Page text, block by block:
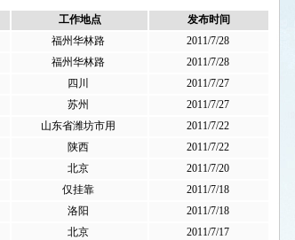
工作地点
发布时间
福州华林路
2011/7/28
福州华林路
2011/7/28
四川
2011/7/27
苏州
2011/7/27
山东省潍坊市用
2011/7/22
陕西
2011/7/22
北京
2011/7/20
仅挂靠
2011/7/18
洛阳
2011/7/18
北京
2011/7/17